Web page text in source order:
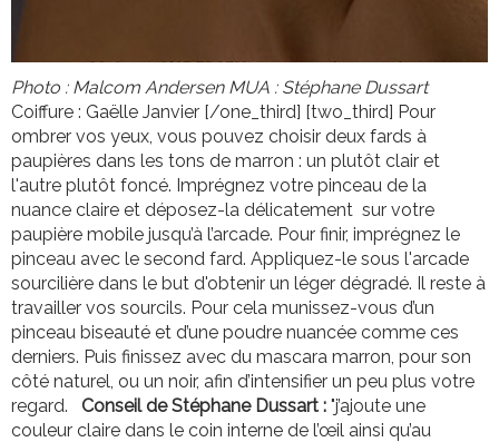
Photo : Malcom Andersen MUA : Stéphane Dussart
Coiffure : Gaëlle Janvier [/one_third] [two_third] Pour
ombrer vos yeux, vous pouvez choisir deux fards à
paupières dans les tons de marron : un plutôt clair et
l'autre plutôt foncé. Imprégnez votre pinceau de la
nuance claire et déposez-la délicatement sur votre
paupière mobile jusqu’à l’arcade. Pour finir, imprégnez le
pinceau avec le second fard. Appliquez-le sous l'arcade
sourcilière dans le but d'obtenir un léger dégradé. Il reste à
travailler vos sourcils. Pour cela munissez-vous d’un
pinceau biseauté et d’une poudre nuancée comme ces
derniers. Puis finissez avec du mascara marron, pour son
côté naturel, ou un noir, afin d’intensifier un peu plus votre
regard. Conseil de Stéphane Dussart : "j’ajoute une
couleur claire dans le coin interne de l’œil ainsi qu’au